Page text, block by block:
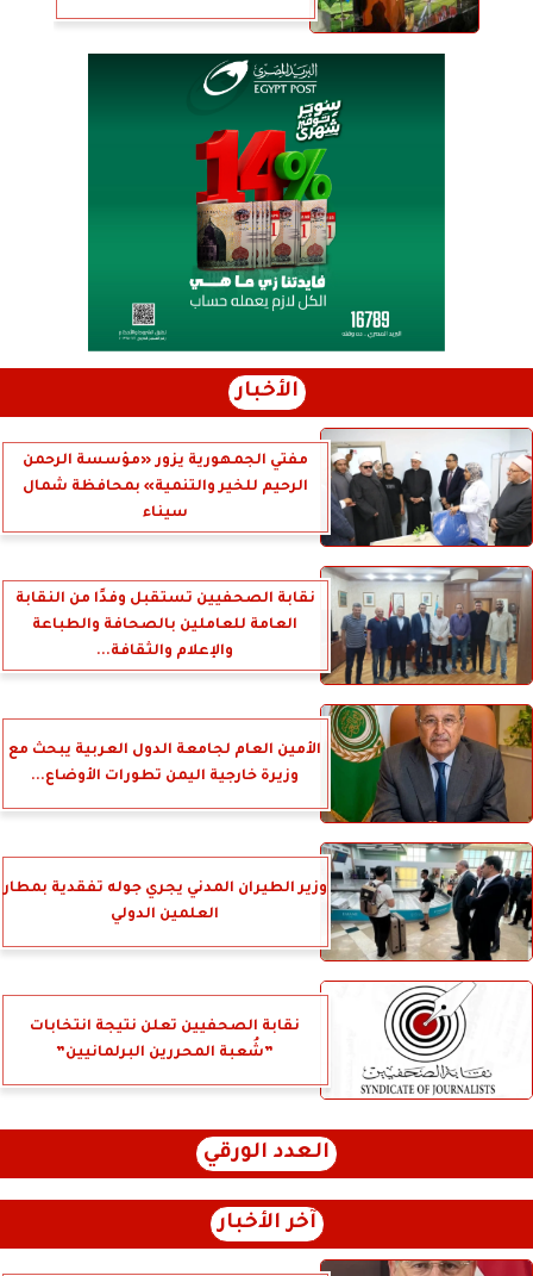
الأخبار
مفتي الجمهورية يزور «مؤسسة الرحمن
الرحيم للخير والتنمية» بمحافظة شمال
سيناء
نقابة الصحفيين تستقبل وفدًا من النقابة
العامة للعاملين بالصحافة والطباعة
والإعلام والثقافة...
الأمين العام لجامعة الدول العربية يبحث مع
وزيرة خارجية اليمن تطورات الأوضاع...
وزير الطيران المدني يجري جوله تفقدية بمطار
العلمين الدولي
نقابة الصحفيين تعلن نتيجة انتخابات
”شُعبة المحررين البرلمانيين”
العدد الورقي
آخر الأخبار